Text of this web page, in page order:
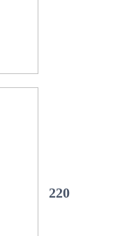
220